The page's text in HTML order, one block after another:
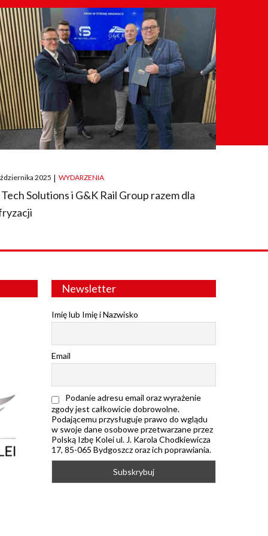
2025 | WYDARZENIA
Tech Solutions i G&K Rail Group razem dla
Newsletter
Imię lub Imię i Nazwisko
Email
Podanie adresu email oraz wyrażenie
zgody jest całkowicie dobrowolne.
Podającemu przysługuje prawo do wglądu
w swoje dane osobowe przetwarzane przez
Polską Izbę Kolei ul. J. Karola Chodkiewicza
17, 85-065 Bydgoszcz oraz ich poprawiania.